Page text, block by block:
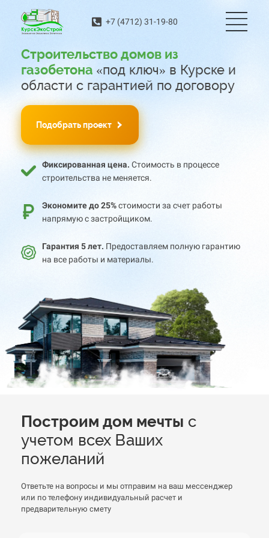
+7 (4712) 31-19-80
Строительство домов из
газобетона «под ключ» в Курске и
области с гарантией по договору
Подобрать проект
Фиксированная цена. Стоимость в процессе
строительства не меняется.
Экономите до 25%стоимости за счет работы
напрямую с застройщиком.
Гарантия 5 лет. Предоставляем полную гарантию
на все работы и материалы.
Построим дом мечты с
учетом всех Ваших
пожеланий
Ответьте на вопросы и мы отправим на ваш мессенджер
или по телефону индивидуальный расчет и
предварительную смету